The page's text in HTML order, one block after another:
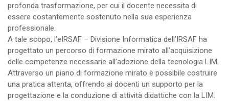
profonda trasformazione, per cui il docente necessita di
essere costantemente sostenuto nella sua esperienza
professionale.
A tale scopo, l’eIRSAF – Divisione Informatica dell’IRSAF ha
progettato un percorso di formazione mirato all’acquisizione
delle competenze necessarie all’adozione della tecnologia LIM.
Attraverso un piano di formazione mirato è possibile costruire
una pratica attenta, offrendo ai docenti un supporto per la
progettazione e la conduzione di attività didattiche con la LIM.